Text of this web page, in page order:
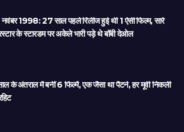
1998: 27 साल पहले रिलीज हुई थी 1 ऐसी फिल्म, सारे
के स्टारडम पर अकेले भारी पड़े थे बॉबी देओल
के अंतराल में बनीं 6 फिल्में, एक जैसा था पैटर्न, हर मूवी निकली